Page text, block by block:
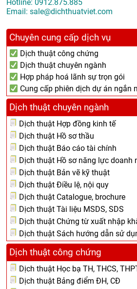
Hotline: 0912.875.885
Email: sale@dichthuatviet.com
Chuyên cung cấp dịch vụ
Dịch thuật công chứng
Dịch thuật chuyên ngành
Hợp pháp hoá lãnh sự trọn gói
Cung cấp phiên dịch dự án ngắn
Dịch thuật chuyên ngành
Dịch thuật Hợp đồng kinh tế
Dịch thuật Hồ sơ thầu
Dịch thuật Báo cáo tài chính
Dịch thuật Hồ sơ năng lực doanh
Dịch thuật Bản vẽ kỹ thuật
Dịch thuật Điều lệ, nội quy
Dịch thuật Catalogue, brochure
Dịch thuật Tài liệu MSDS, SDS
Dịch thuật Chứng từ xuất nhập
Dịch thuật Sách hướng dẫn sử
Dịch thuật công chứng
Dịch thuật Học bạ TH, THCS,
Dịch thuật Bảng điểm ĐH, CĐ